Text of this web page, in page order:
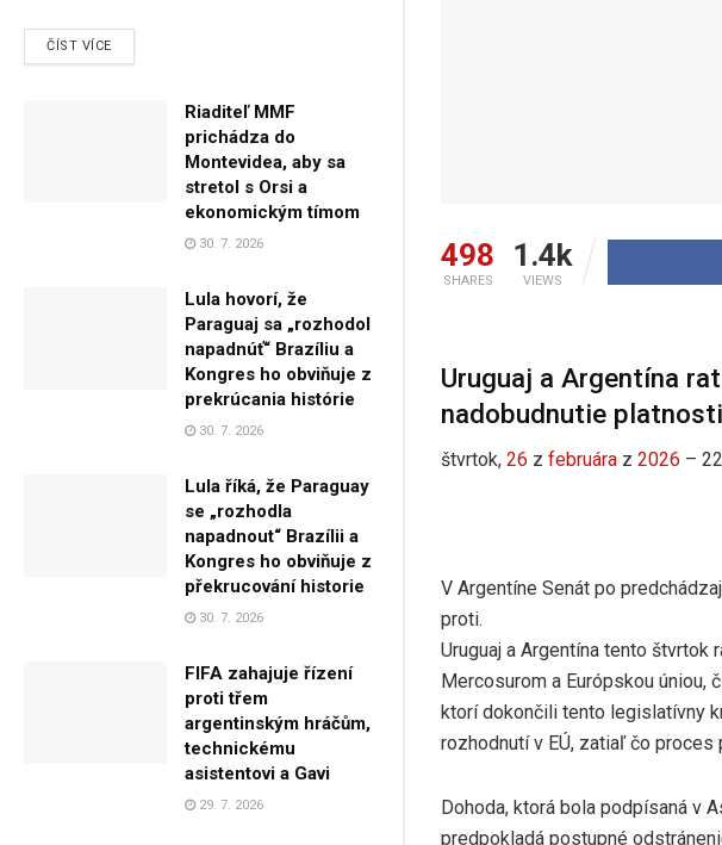
ČÍST VÍCEDETAILS
Riaditeľ MMF
prichádza do
Montevidea, aby sa
stretol s Orsi a
ekonomickým tímom
30. 7. 2026
Lula hovorí, že
Paraguaj sa „rozhodol
napadnúť“ Brazíliu a
Kongres ho obviňuje z
prekrúcania histórie
30. 7. 2026
Lula říká, že Paraguay
se „rozhodla
napadnout“ Brazílii a
Kongres ho obviňuje z
překrucování historie
30. 7. 2026
FIFA zahajuje řízení
proti třem
argentinským hráčům,
technickému
asistentovi a Gavi
29. 7. 2026
498
SHARES
1.4k
VIEWS
Uruguaj a Argentína
nadobudnutie
štvrtok, 26 z februára z 2026 –
V Argentíne Senát po
proti.
Uruguaj a Argentína tento
Mercosurom a Európskou úniou,
ktorí dokončili tento legislatívny
rozhodnutí v EÚ, zatiaľ čo proces
Dohoda, ktorá bola podpísaná v
predpokladá postupné